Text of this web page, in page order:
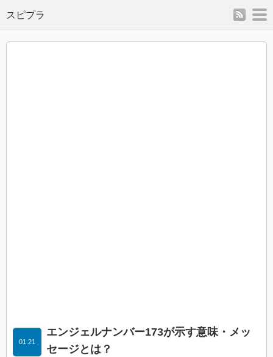
スピプラ rss
エンジェルナンバー173が示す意味・メッ
セージとは？
01.21